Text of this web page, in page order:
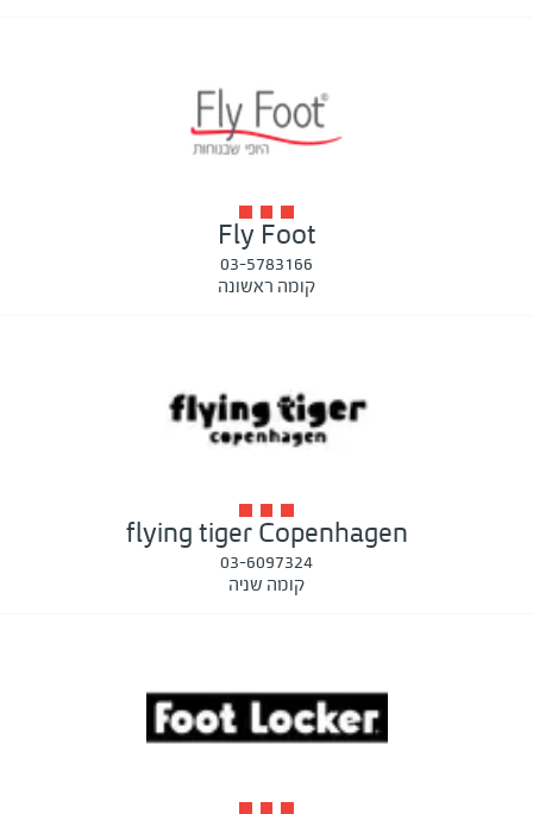
Fly Foot
03-5783166
קומה ראשונה
flying tiger Copenhagen
03-6097324
קומה שניה